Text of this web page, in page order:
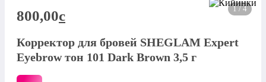
1 / 4
800,00c
Корректор для бровей SHEGLAM Expert
Еyebrow тон 101 Dark Brown 3,5 г